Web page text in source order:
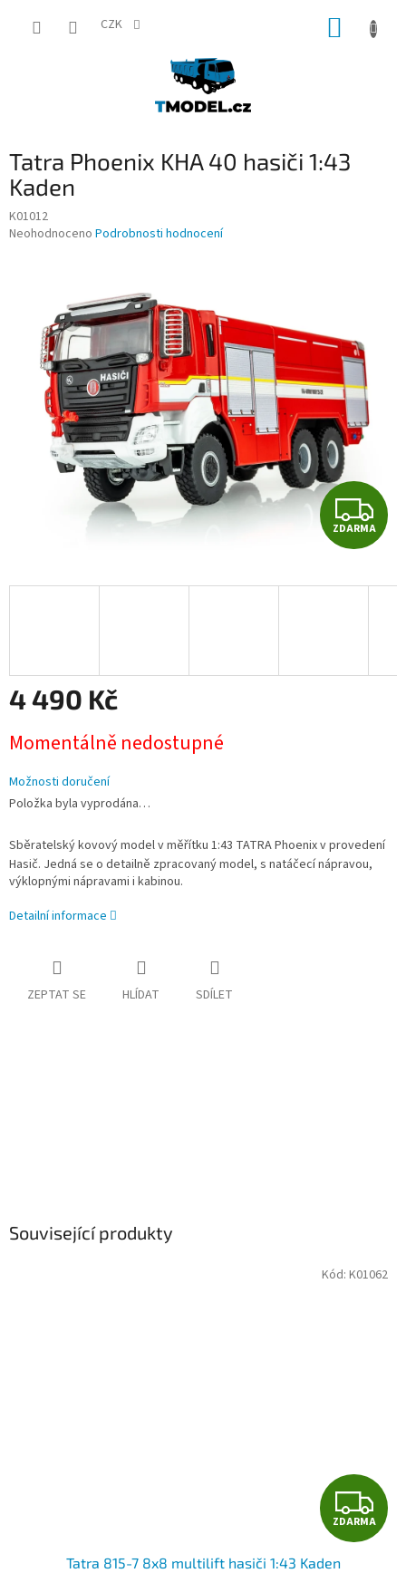
CZK
Tatra Phoenix KHA 40 hasiči 1:43
Kaden
K01012
Průměrné
hvězdiček.
Neohodnoceno Podrobnosti hodnocení
Z
D
A
ZDARMA
4 490 Kč
cena:
Momentálně nedostupné
Možnosti doručení
Položka byla vyprodána…
Sběratelský kovový model v měřítku 1:43 TATRA Phoenix v provedení
Hasič. Jedná se o detailně zpracovaný model, s natáčecí nápravou,
výklopnými nápravami i kabinou.
Detailní informace
ZEPTAT SE HLÍDAT SDÍLET
Související produkty
Z
D
ZDARMA
Tatra 815-7 8x8 multilift hasiči 1:43 Kaden
Kód: K01062